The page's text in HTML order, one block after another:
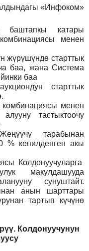
«Инфоком»
баштапкы катары
менен
жүрүшүндө старттык
баа, жана Система
баа
аукциондун старттык
комбинациясы менен
тастыктоочу
тарабынан
% кепилденген акы
сы Колдонуучуларга
макулдашууда
сунуштайт.
анын шарттары
тартып күчүнө
Колдонуучунун